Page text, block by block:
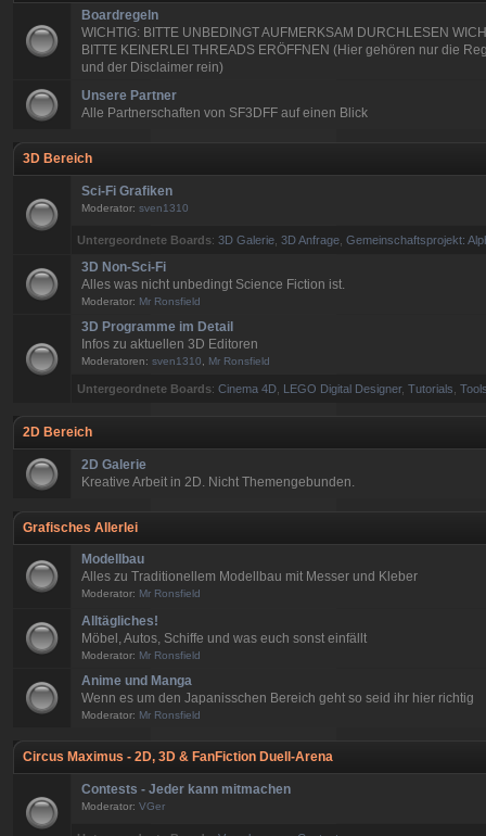
Boardregeln
WICHTIG: BITTE UNBEDINGT AUFMERKSAM DURCHLESEN
BITTE KEINERLEI THREADS ERÖFFNEN (Hier gehören nur die
und der Disclaimer rein)
Unsere Partner
Alle Partnerschaften von SF3DFF auf einen Blick
3D Bereich
Sci-Fi Grafiken
Moderator: sven1310
Untergeordnete Boards:3D Galerie ,3D Anfrage ,Gemeinschaftsprojekt:
3D Non-Sci-Fi
Alles was nicht unbedingt Science Fiction ist.
Moderator: Mr Ronsfield
3D Programme im Detail
Infos zu aktuellen 3D Editoren
Moderatoren: sven1310 Mr Ronsfield
Untergeordnete Boards:Cinema 4D LEGO Digital Designer,Tutorials ,
2D Bereich
2D Galerie
Kreative Arbeit in 2D. Nicht Themengebunden.
Grafisches Allerlei
Modellbau
Alles zu Traditionellem Modellbau mit Messer und Kleber
Moderator: Mr Ronsfield
Alltägliches!
Möbel, Autos, Schiffe und was euch sonst einfällt
Moderator: Mr Ronsfield
Anime und Manga
Wenn es um den Japanisschen Bereich geht so seid ihr hier richtig
Moderator: Mr Ronsfield
Circus Maximus - 2D, 3D & FanFiction Duell-Arena
Contests - Jeder kann mitmachen
Moderator: VGer